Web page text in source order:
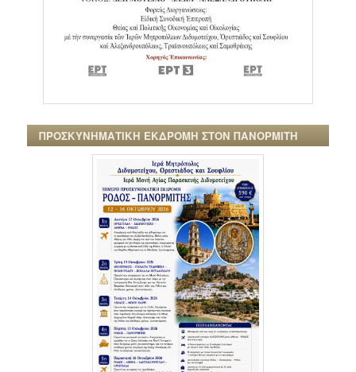
ΠΡΟΣΚΥΝΗΜΑΤΙΚΗ ΕΚΔΡΟΜΗ ΣΤΟΝ ΠΑΝΟΡΜΙΤΗ